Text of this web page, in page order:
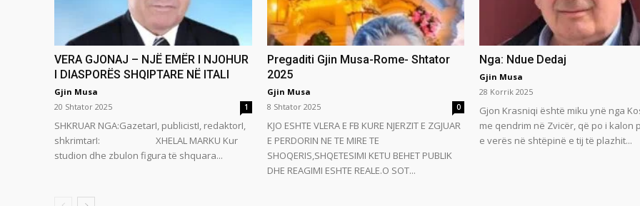
VERA GJONAJ – NJË EMËR I NJOHUR
I DIASPORËS SHQIPTARE NË ITALI
Gjin Musa
20 Shtator 2025
1
SHKRUAR NGA:GazetarI, publicistI, redaktorI,
shkrimtarI: XHELAL MARKU Kur
studion dhe zbulon figura të shquara...
Pregaditi Gjin Musa-Rome- Shtator
2025
Gjin Musa
8 Shtator 2025
0
KJO ESHTE VLERA E FB KURE NJERZIT E ZGJUAR
E PERDORIN NE TE MIRE TE
SHOQERIS,SHQETESIMI KETU BEHET PUBLIK
DHE REAGIMI ESHTE REALE.O SOT...
Nga: Ndue Dedaj
Gjin Musa
28 Korrik 2025
Gjon Krasniqi është miku ynë nga
me qendrim në Zvicër, që po i kalon
e verës në shtëpinë e tij të plazhit...